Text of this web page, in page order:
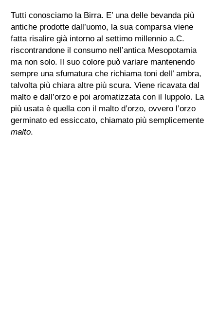
Tutti conosciamo la Birra. E’ una delle bevanda più
antiche prodotte dall’uomo, la sua comparsa viene
fatta risalire già intorno al settimo millennio a.C.
riscontrandone il consumo nell’antica Mesopotamia
ma non solo. Il suo colore può variare mantenendo
sempre una sfumatura che richiama toni dell’ ambra,
talvolta più chiara altre più scura. Viene ricavata dal
malto e dall’orzo e poi aromatizzata con il luppolo. La
più usata è quella con il malto d’orzo, ovvero l’orzo
germinato ed essiccato, chiamato più semplicemente
malto.